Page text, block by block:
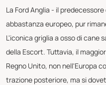
La Ford Anglia - il
abbastanza europeo, pur
L'iconica griglia a osso di cane
della Escort. Tuttavia, il
Regno Unito, non nell'Europa
trazione posteriore, ma si